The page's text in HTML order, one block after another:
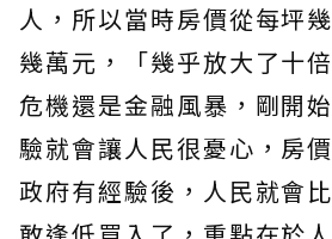
人，所以當時房價從每坪
幾萬元，「幾乎放大了十
危機還是金融風暴，剛開
驗就會讓人民很憂心，房
政府有經驗後，人民就會